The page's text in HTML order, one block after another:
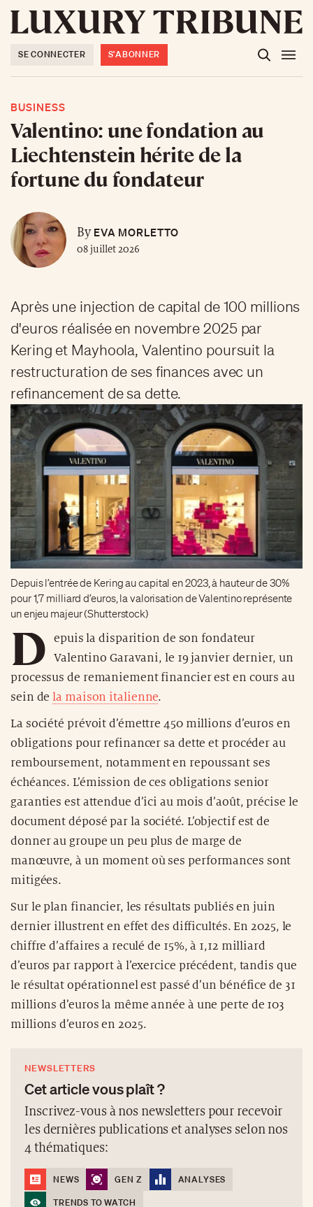
SE CONNECTER S'ABONNER
BUSINESS
Valentino: une fondation au
Liechtenstein hérite de la
fortune du fondateur
ByEVA MORLETTO
08 juillet 2026
Après une injection de capital de 100 millions
d'euros réalisée en novembre 2025 par
Kering et Mayhoola, Valentino poursuit la
restructuration de ses finances avec un
refinancement de sa dette.
Depuis l’entrée de Kering au capital en 2023, à hauteur de 30%
pour 1,7 milliard d’euros, la valorisation de Valentino représente
un enjeu majeur (Shutterstock)
D
epuis la disparition de son fondateur
Valentino Garavani, le 19 janvier dernier, un
processus de remaniement financier est en cours au
sein dela maison italienne.
La société prévoit d’émettre 450 millions d’euros en
obligations pour refinancer sa dette et procéder au
remboursement, notamment en repoussant ses
échéances. L’émission de ces obligations senior
garanties est attendue d’ici au mois d’août, précise le
document déposé par la société. L’objectif est de
donner au groupe un peu plus de marge de
manœuvre, à un moment où ses performances sont
mitigées.
Sur le plan financier, les résultats publiés en juin
dernier illustrent en effet des difficultés. En 2025, le
chiffre d’affaires a reculé de 15%, à 1,12 milliard
d’euros par rapport à l’exercice précédent, tandis que
le résultat opérationnel est passé d’un bénéfice de 31
millions d’euros la même année à une perte de 103
millions d’euros en 2025.
NEWSLETTERS
Cet article vous plaît ?
Inscrivez-vous à nos newsletters pour recevoir
les dernières publications et analyses selon nos
4 thématiques:
NEWS GEN Z
ANALYSES
TRENDS TO WATCH